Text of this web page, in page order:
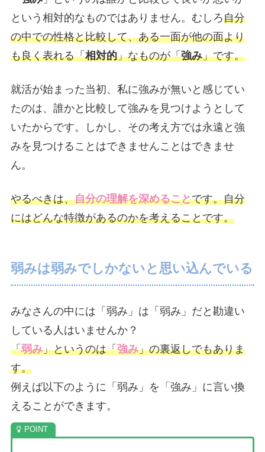
という相対的なものではありません。むしろ自分
の中での性格と比較して、ある一面が他の面より
も良く表れる「相対的」なものが「強み」です。
就活が始まった当初、私に強みが無いと感じてい
たのは、誰かと比較して強みを見つけようとして
いたからです。しかし、その考え方では永遠と強
みを見つけることはできませんことはできませ
ん。
やるべきは、自分の理解を深めることです。自分
にはどんな特徴があるのかを考えることです。
弱みは弱みでしかないと思い込んでいる
みなさんの中には「弱み」は「弱み」だと勘違い
している人はいませんか？
「弱み」というのは「強み」の裏返しでもありま
す。
例えば以下のように「弱み」を「強み」に言い換
えることができます。